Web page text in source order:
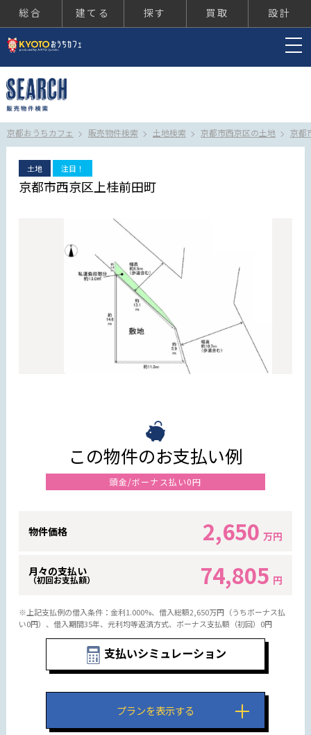
総合 建てる 探す 買取 設計
京都おうちカフェ 販売物件検索 土地検索 京都市西京区の土地 京都
土地 注目！
京都市西京区上桂前田町
この物件のお支払い例
頭金/ボーナス払い0円
物件価格 2,650 万円
月々の支払い
（初回お支払額） 74,805 円
※上記支払例の借入条件：金利1.000%、借入総額2,650万円（うちボーナス払
い0円）、借入期間35年、元利均等返済方式、ボーナス支払額（初回）0円
支払いシミュレーション
プランを表示する